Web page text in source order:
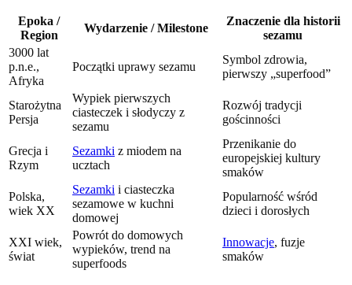
Epoka /
Region
Wydarzenie / Milestone
Znaczenie dla historii
sezamu
3000 lat
p.n.e.,
Afryka
Początki uprawy sezamu
Symbol zdrowia,
pierwszy „superfood”
Starożytna
Persja
Wypiek pierwszych
ciasteczek i słodyczy z
sezamu
Rozwój tradycji
gościnności
Grecja i
Rzym
Sezamki z miodem na
ucztach
Przenikanie do
europejskiej kultury
smaków
Polska,
wiek XX
Sezamki i ciasteczka
sezamowe w kuchni
domowej
Popularność wśród
dzieci i dorosłych
XXI wiek,
świat
Powrót do domowych
wypieków, trend na
superfoods
Innowacje, fuzje
smaków